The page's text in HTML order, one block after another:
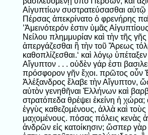
Αἰγυπτίων συστρατεύσασθαι
Πέρσας ἀπεκρίνατο ὁ φρενήρης
’Ἀμεινότερόν ἐστιν ὑμᾶς
Νείλου πλημμυρίαν καὶ τὴν τῆς
ἀπεργάζεσθαι ἢ τὴν τοῦ Ἄρεως
καθοπλίζεσθαι.‘ καὶ λόγῳ
Αἴγυπτον . . . οὐδὲν γάρ ἐστι
πρόσφορον γῆν ἔχοι. πρῶτος οὖν
Ἀλέξανδρος ἔλαβε τὴν Αἴγυπτον,
αὐτὸν γενηθῆναι Ἑλλήνων καὶ
στρατόπεδα θρέψει ἐκείνη ἡ χώρα;
ἐγγὺς καθεζομένους, ἀλλὰ καὶ
μαχομένους. πόσας πόλεις κενὰς
ἀνδρῶν εἰς κατοίκησιν; ὥσπερ